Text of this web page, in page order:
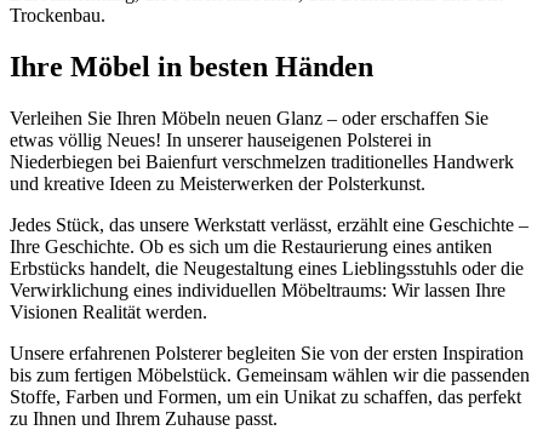
Trockenbau.
Ihre Möbel in besten Händen
Verleihen Sie Ihren Möbeln neuen Glanz – oder erschaffen Sie
etwas völlig Neues! In unserer hauseigenen Polsterei in
Niederbiegen bei Baienfurt verschmelzen traditionelles Handwerk
und kreative Ideen zu Meisterwerken der Polsterkunst.
Jedes Stück, das unsere Werkstatt verlässt, erzählt eine Geschichte –
Ihre Geschichte. Ob es sich um die Restaurierung eines antiken
Erbstücks handelt, die Neugestaltung eines Lieblingsstuhls oder die
Verwirklichung eines individuellen Möbeltraums: Wir lassen Ihre
Visionen Realität werden.
Unsere erfahrenen Polsterer begleiten Sie von der ersten Inspiration
bis zum fertigen Möbelstück. Gemeinsam wählen wir die passenden
Stoffe, Farben und Formen, um ein Unikat zu schaffen, das perfekt
zu Ihnen und Ihrem Zuhause passt.